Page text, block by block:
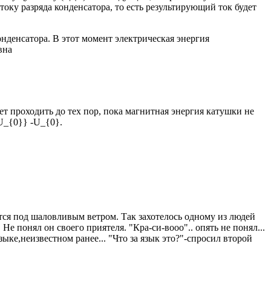
разряда конденсатора, то есть результирующий ток будет
В этот момент электрическая энергия
проходить до тех пор, пока магнитная энергия катушки не
-U_{0}} -U_{0}.
под шаловливым ветром. Так захотелось одному из людей
понял он своего приятеля. "Кра-си-вооо".. опять не понял...
ранее... "Что за язык это?"-спросил второй